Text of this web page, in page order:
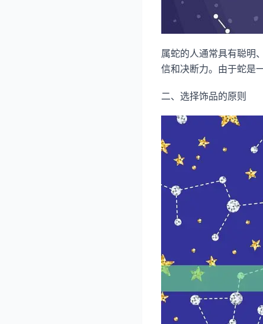
属蛇的人通常具有聪明
信和决断力。由于蛇是
二、选择饰品的原则